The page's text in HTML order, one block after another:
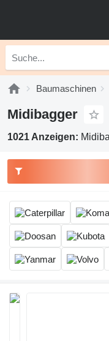
Baumaschinen
Midibagger
1021 Anzeigen: